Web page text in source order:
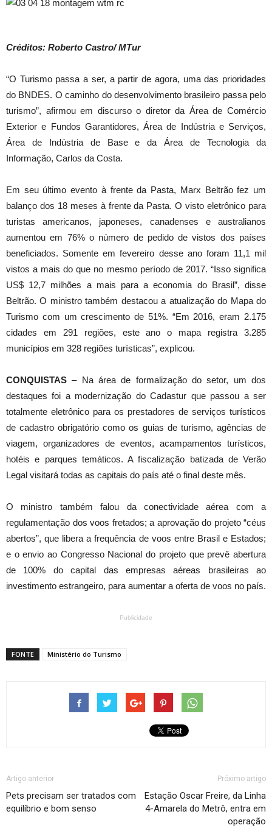
Créditos: Roberto Castro/ MTur
“O Turismo passa a ser, a partir de agora, uma das prioridades
do BNDES. O caminho do desenvolvimento brasileiro passa pelo
turismo”, afirmou em discurso o diretor da Área de Comércio
Exterior e Fundos Garantidores, Área de Indústria e Serviços,
Área de Indústria de Base e da Área de Tecnologia da
Informação, Carlos da Costa.
Em seu último evento à frente da Pasta, Marx Beltrão fez um
balanço dos 18 meses à frente da Pasta. O visto eletrônico para
turistas americanos, japoneses, canadenses e australianos
aumentou em 76% o número de pedido de vistos dos países
beneficiados. Somente em fevereiro desse ano foram 11,1 mil
vistos a mais do que no mesmo período de 2017. “Isso significa
US$ 12,7 milhões a mais para a economia do Brasil”, disse
Beltrão. O ministro também destacou a atualização do Mapa do
Turismo com um crescimento de 51%. “Em 2016, eram 2.175
cidades em 291 regiões, este ano o mapa registra 3.285
municípios em 328 regiões turísticas”, explicou.
CONQUISTAS – Na área de formalização do setor, um dos
destaques foi a modernização do Cadastur que passou a ser
totalmente eletrônico para os prestadores de serviços turísticos
de cadastro obrigatório como os guias de turismo, agências de
viagem, organizadores de eventos, acampamentos turísticos,
hotéis e parques temáticos. A fiscalização batizada de Verão
Legal visitará todas as capitais do país até o final deste mês.
O ministro também falou da conectividade aérea com a
regulamentação dos voos fretados; a aprovação do projeto “céus
abertos”, que libera a frequência de voos entre Brasil e Estados;
e o envio ao Congresso Nacional do projeto que prevê abertura
de 100% do capital das empresas aéreas brasileiras ao
investimento estrangeiro, para aumentar a oferta de voos no país.
Publicidade
FONTE Ministério do Turismo
Artigo anterior
Pets precisam ser tratados com
equilíbrio e bom senso
Próximo artigo
Estação Oscar Freire, da Linha
4-Amarela do Metrô, entra em
operação